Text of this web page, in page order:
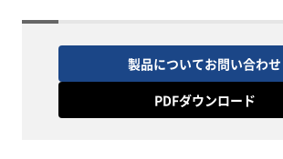
製品についてお問い合わせ
PDFダウンロード